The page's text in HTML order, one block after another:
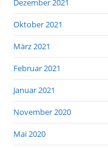
Dezember 2021
Oktober 2021
März 2021
Februar 2021
Januar 2021
November 2020
Mai 2020